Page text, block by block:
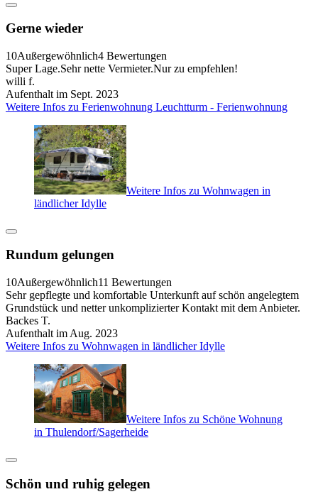
Gerne wieder
10Außergewöhnlich4 Bewertungen
Super Lage.Sehr nette Vermieter.Nur zu empfehlen!
willi f.
Aufenthalt im Sept. 2023
Weitere Infos zu Ferienwohnung Leuchtturm - Ferienwohnung
Weitere Infos zu Wohnwagen in
ländlicher Idylle
Rundum gelungen
10Außergewöhnlich11 Bewertungen
Sehr gepflegte und komfortable Unterkunft auf schön angelegtem
Grundstück und netter unkomplizierter Kontakt mit dem Anbieter.
Backes T.
Aufenthalt im Aug. 2023
Weitere Infos zu Wohnwagen in ländlicher Idylle
Weitere Infos zu Schöne Wohnung
in Thulendorf/Sagerheide
Schön und ruhig gelegen